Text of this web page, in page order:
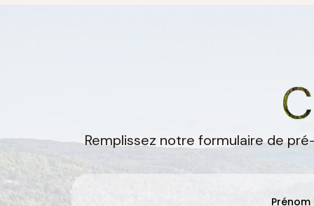
Remplissez notre formulaire de